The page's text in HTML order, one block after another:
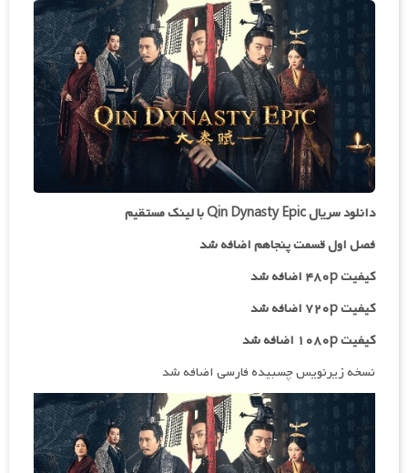
دانلود سریال Qin Dynasty Epic با لینک مستقیم
فصل اول قسمت پنجاهم اضافه شد
کیفیت ۴۸۰p اضافه شد
کیفیت ۷۲۰p
اضافه شد
کیفیت ۱۰۸۰p اضافه شد
نسخه زیرنویس چسبیده فارسی اضافه شد